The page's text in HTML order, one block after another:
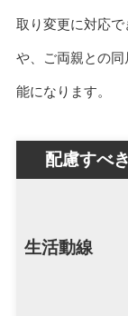
取り変更に対応
や、ご両親との
能になります。
配慮すべ
生活動線